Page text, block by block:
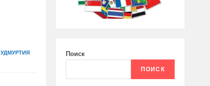
УДМУРТИЯ Поиск
ПОИСК